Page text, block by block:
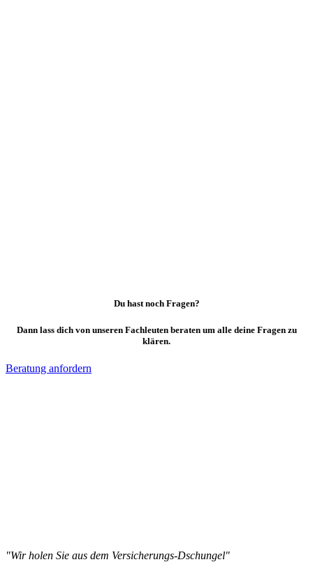
Du hast noch Fragen?
Dann lass dich von unseren Fachleuten beraten um alle deine Fragen zu
klären.
Beratung anfordern
"Wir holen Sie aus dem Versicherungs-Dschungel"